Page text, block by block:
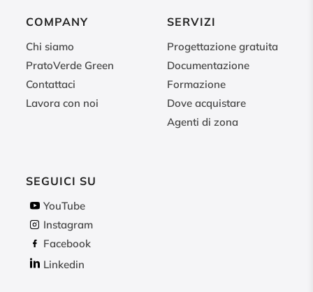
COMPANY
Chi siamo
PratoVerde Green
Contattaci
Lavora con noi
SERVIZI
Progettazione gratuita
Documentazione
Formazione
Dove acquistare
Agenti di zona
SEGUICI SU
YouTube
Instagram
Facebook
Linkedin